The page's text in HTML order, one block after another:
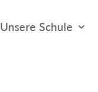
Unsere Schule